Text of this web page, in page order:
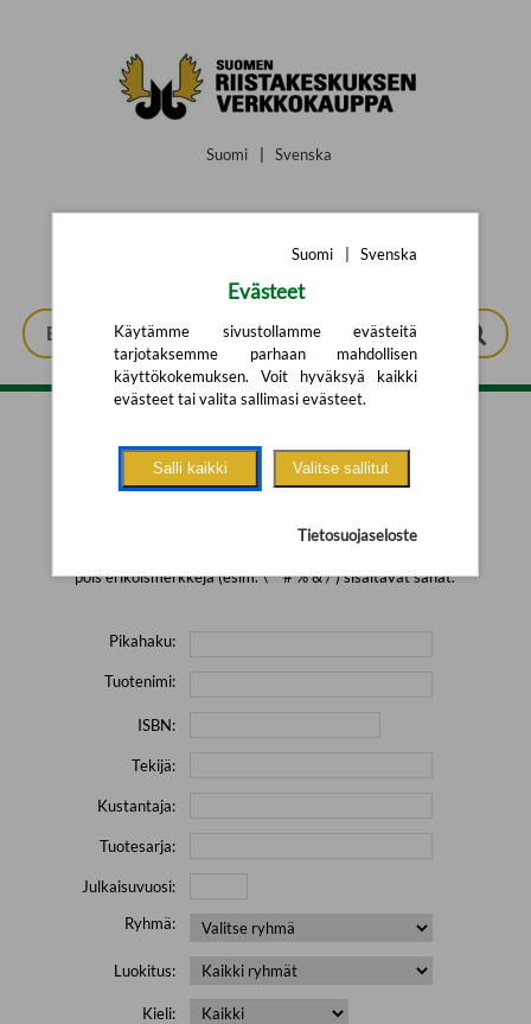
Suomi Svenska
Tarkennettu haku
pois erikoismerkkejä (esim. \' " # % & / ) sisältävät sanat.
Pikahaku:
Tuotenimi:
ISBN:
Tekijä:
Kustantaja:
Tuotesarja:
Julkaisuvuosi:
Ryhmä:
Luokitus:
Kieli:
Suomi Svenska
Evästeet
Käytämme sivustollamme evästeitä
tarjotaksemme parhaan mahdollisen
käyttökokemuksen. Voit hyväksyä kaikki
evästeet tai valita sallimasi evästeet.
Salli kaikki Valitse sallitut
Tietosuojaseloste